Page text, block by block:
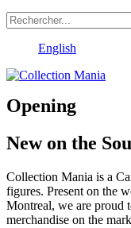
English
Opening
New on the
Collection Mania is a
figures. Present on the
Montreal, we are proud
merchandise on the